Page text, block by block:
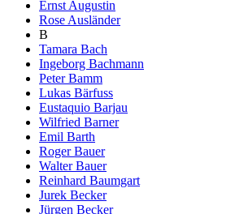
Ernst Augustin
Rose Ausländer
B
Tamara Bach
Ingeborg Bachmann
Peter Bamm
Lukas Bärfuss
Eustaquio Barjau
Wilfried Barner
Emil Barth
Roger Bauer
Walter Bauer
Reinhard Baumgart
Jurek Becker
Jürgen Becker